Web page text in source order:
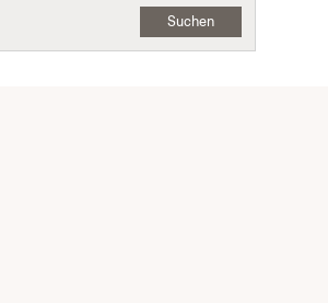
Suchen